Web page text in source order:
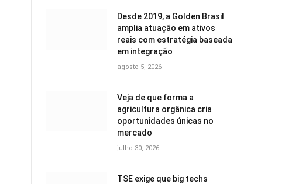
Desde 2019, a Golden Brasil
amplia atuação em ativos
reais com estratégia baseada
em integração
agosto 5, 2026
Veja de que forma a
agricultura orgânica cria
oportunidades únicas no
mercado
julho 30, 2026
TSE exige que big techs